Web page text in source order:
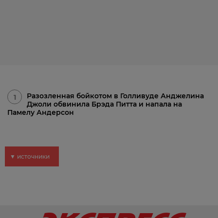
1
Разозленная бойкотом в Голливуде Анджелина
Джоли обвинила Брэда Питта и напала на
Памелу Андерсон
▼ источники